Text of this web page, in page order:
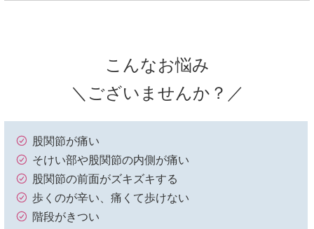
こんなお悩み
＼ございませんか？／
股関節が痛い
そけい部や股関節の内側が痛い
股関節の前面がズキズキする
歩くのが辛い、痛くて歩けない
階段がきつい